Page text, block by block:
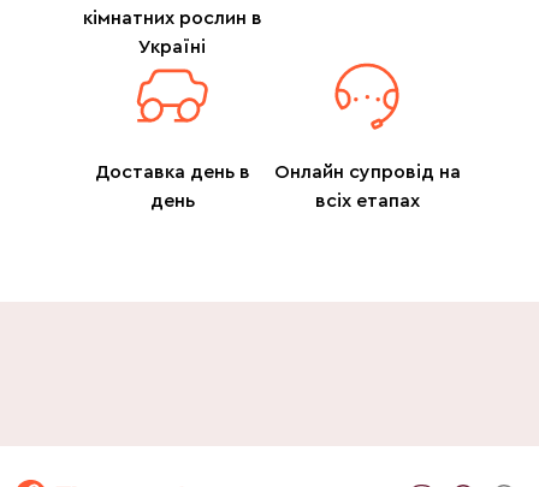
кімнатних рослин в
Україні
Доставка день в
день
Онлайн супровід на
всіх етапах